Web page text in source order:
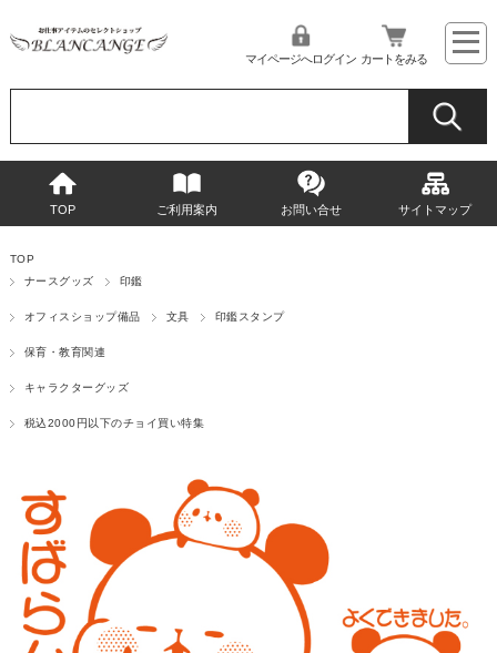
マイページへログイン カートをみる
TOP ご利用案内 お問い合せ サイトマップ
TOP
ナースグッズ
印鑑
オフィスショップ備品 文具 印鑑スタンプ
保育・教育関連
キャラクターグッズ
税込2000円以下のチョイ買い特集